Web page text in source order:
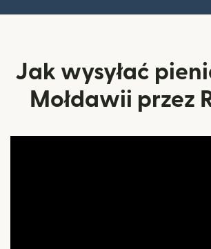
Jak wysyłać
Mołdawii przez